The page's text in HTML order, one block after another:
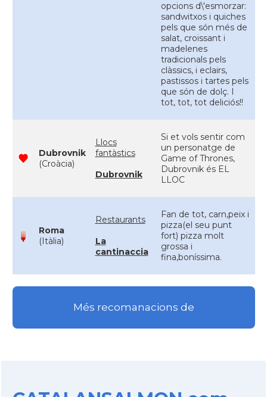
opcions d\'esmorzar:
sandwitxos i quiches
pels que són més de
salat, croissant i
madelenes
tradicionals pels
clàssics, i eclairs,
pastissos i tartes pels
que són de dolç. I
tot, tot, tot deliciós!!
Dubrovnik
(Croàcia)
Llocs
fantàstics
Dubrovnik
Si et vols sentir com
un personatge de
Game of Thrones,
Dubrovnik és EL
LLOC
Roma
(Itàlia)
Restaurants
La
cantinaccia
Fan de tot, carn,peix i
pizza(el seu punt
fort) pizza molt
grossa i
fina,boníssima.
Més recomanacions de